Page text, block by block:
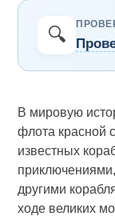
🔍
В мировую
флота красной
известных
другими
ходе великих